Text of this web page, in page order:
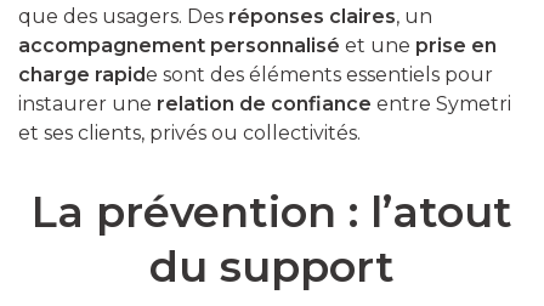
que des usagers. Des réponses claires, un
accompagnement personnalisé et une prise en
charge rapide sont des éléments essentiels pour
instaurer une relation de confiance entre Symetri
et ses clients, privés ou collectivités.
La prévention : l’atout
du support